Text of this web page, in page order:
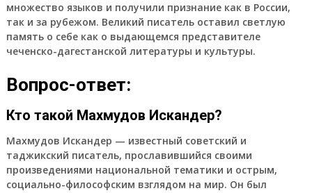
множество языков и получили признание как в России,
так и за рубежом. Великий писатель оставил светлую
память о себе как о выдающемся представителе
чеченско-дагестанской литературы и культуры.
Вопрос-ответ:
Кто такой Махмудов Искандер?
Махмудов Искандер — известный советский и
таджикский писатель, прославившийся своими
произведениями национальной тематики и острым,
социально-философским взглядом на мир. Он был